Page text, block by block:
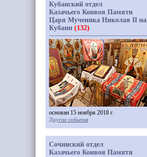
Кубанский отдел
Казачьего Конвоя Памяти
Царя Мученика Николая II на
Кубани (132)
основан 15 ноября 2018 г.
Другие события
Сочинский отдел
Казачьего Конвоя Памяти